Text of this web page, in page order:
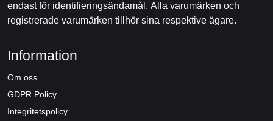
endast för identifieringsändamål. Alla varumärken och
registrerade varumärken tillhör sina respektive ägare.
Information
Om oss
GDPR Policy
Integritetspolicy